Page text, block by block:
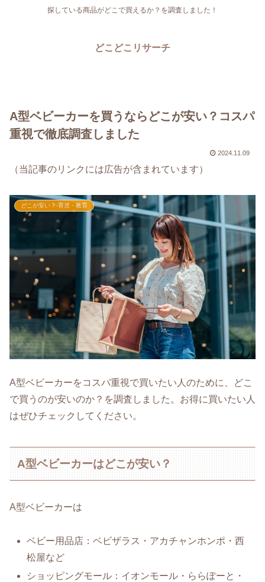
探している商品がどこで買えるか？を調査しました！
どこどこリサーチ
A型ベビーカーを買うならどこが安い？コスパ
重視で徹底調査しました
2024.11.09
（当記事のリンクには広告が含まれています）
どこが安い？-育児・教育
A型ベビーカーをコスパ重視で買いたい人のために、どこ
で買うのが安いのか？を調査しました。お得に買いたい人
はぜひチェックしてください。
A型ベビーカーはどこが安い？
A型ベビーカーは
ベビー用品店：ベビザラス・アカチャンホンポ・西
松屋など
ショッピングモール：イオンモール・ららぽーと・